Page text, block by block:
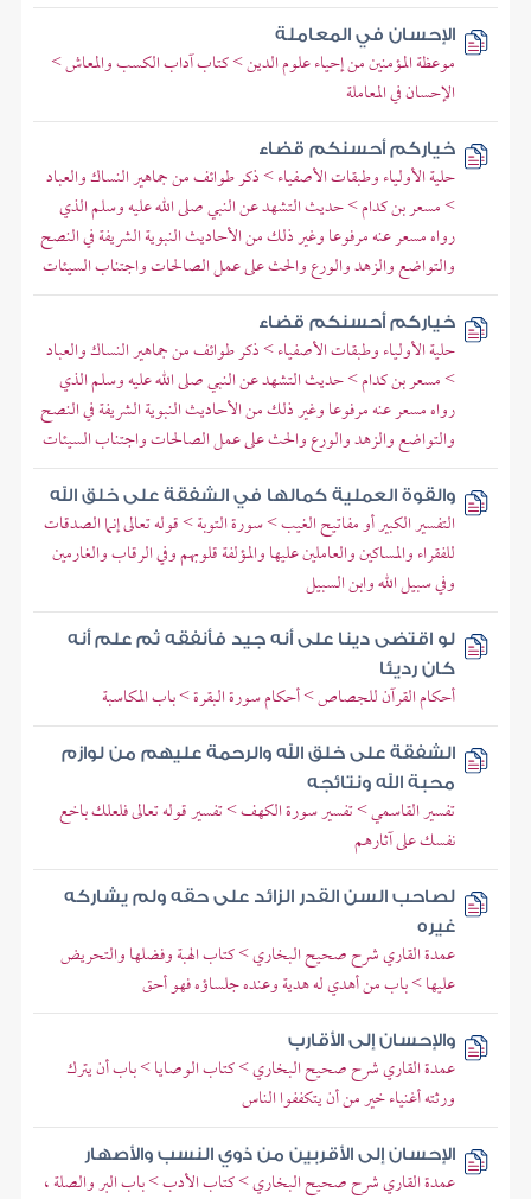
الإحسان في المعاملة
موعظة المؤمنين من إحياء علوم الدين > كتاب آداب الكسب والمعاش >
الإحسان في المعاملة
خياركم أحسنكم قضاء
حلية الأولياء وطبقات الأصفياء > ذكر طوائف من جماهير النساك والعباد
> مسعر بن كدام > حديث التشهد عن النبي صلى الله عليه وسلم الذي
رواه مسعر عنه مرفوعا وغير ذلك من الأحاديث النبوية الشريفة في النصح
والتواضع والزهد والورع والحث على عمل الصالحات واجتناب السيئات
خياركم أحسنكم قضاء
حلية الأولياء وطبقات الأصفياء > ذكر طوائف من جماهير النساك والعباد
> مسعر بن كدام > حديث التشهد عن النبي صلى الله عليه وسلم الذي
رواه مسعر عنه مرفوعا وغير ذلك من الأحاديث النبوية الشريفة في النصح
والتواضع والزهد والورع والحث على عمل الصالحات واجتناب السيئات
والقوة العملية كمالها في الشفقة على خلق الله
التفسير الكبير أو مفاتيح الغيب > سورة التوبة > قوله تعالى إنما الصدقات
للفقراء والمساكين والعاملين عليها والمؤلفة قلوبهم وفي الرقاب والغارمين
وفي سبيل الله وابن السبيل
لو اقتضى دينا على أنه جيد فأنفقه ثم علم أنه
كان رديئا
أحكام القرآن للجصاص > أحكام سورة البقرة > باب المكاسبة
الشفقة على خلق الله والرحمة عليهم من لوازم
محبة الله ونتائجه
تفسير القاسمي > تفسير سورة الكهف > تفسير قوله تعالى فلعلك باخع
نفسك على آثارهم
لصاحب السن القدر الزائد على حقه ولم يشاركه
غيره
عمدة القاري شرح صحيح البخاري > كتاب الهبة وفضلها والتحريض
عليها > باب من أهدي له هدية وعنده جلساؤه فهو أحق
والإحسان إلى الأقارب
عمدة القاري شرح صحيح البخاري > كتاب الوصايا > باب أن يترك
ورثته أغنياء خير من أن يتكففوا الناس
الإحسان إلى الأقربين من ذوي النسب والأصهار
عمدة القاري شرح صحيح البخاري > كتاب الأدب > باب البر والصلة ،